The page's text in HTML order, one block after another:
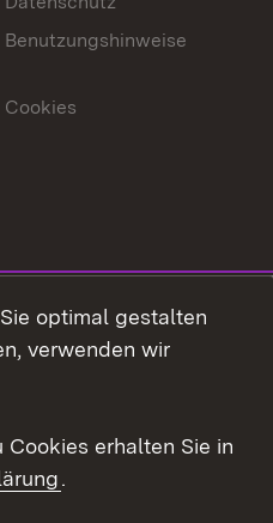
Benutzungshinweise
Cookies
optimal gestalten
verwenden wir
erhalten Sie in
.